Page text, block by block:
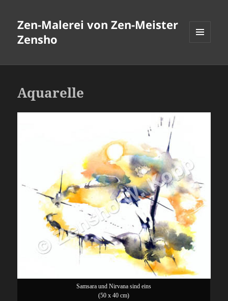
Zen-Malerei von Zen-Meister
Zensho
WIDGETS
Aquarelle
Samsara und Nirvana sind eins
(50 x 40 cm)